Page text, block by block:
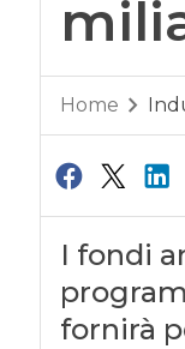
Home
I fondi
fornirà